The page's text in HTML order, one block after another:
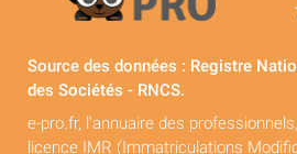
Source des données : Registre
des Sociétés - RNCS.
e-pro.fr, l'annuaire des
licence IMR (Immatriculations